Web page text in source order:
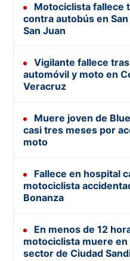
Motociclista fallece
contra autobús en
San Juan
Vigilante fallece
automóvil y moto en
Veracruz
Muere joven de
casi tres meses por
moto
Fallece en hospital
motociclista
Bonanza
En menos de 12
motociclista muere en
sector de Ciudad